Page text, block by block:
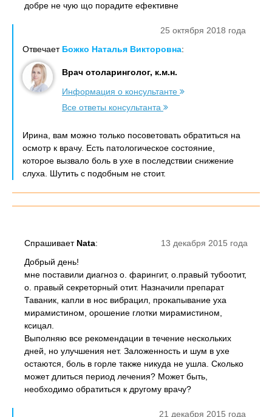
добре не чую що порадите ефективне
25 октября 2018 года
Отвечает Божко Наталья Викторовна:
Врач отоларинголог, к.м.н.
Информация о консультанте
Все ответы консультанта
Ирина, вам можно только посоветовать обратиться на
осмотр к врачу. Есть патологическое состояние,
которое вызвало боль в ухе в последствии снижение
слуха. Шутить с подобным не стоит.
13 декабря 2015 года
Спрашивает Nata:
Добрый день!
мне поставили диагноз о. фарингит, о.правый тубоотит,
о. правый секреторный отит. Назначили препарат
Таваник, капли в нос вибрацил, прокапывание уха
мирамистином, орошение глотки мирамистином,
ксицал.
Выполняю все рекомендации в течение нескольких
дней, но улучшения нет. Заложенность и шум в ухе
остаются, боль в горле также никуда не ушла. Сколько
может длиться период лечения? Может быть,
необходимо обратиться к другому врачу?
21 декабря 2015 года